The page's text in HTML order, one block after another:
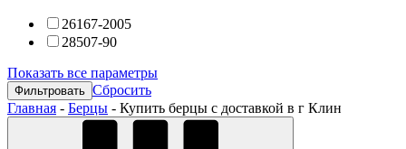
26167-2005
28507-90
Показать все параметры
Сбросить
Главная - Берцы - Купить берцы с доставкой в г Клин